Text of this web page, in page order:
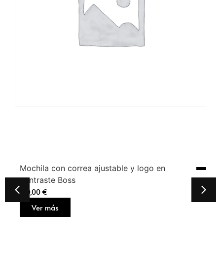
Mochila con correa ajustable y logo en
contraste Boss
160,00 €
Ver más